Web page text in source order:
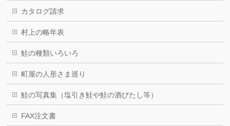
カタログ請求
村上の略年表
鮭の種類いろいろ
町屋の人形さま巡り
鮭の写真集（塩引き鮭や鮭の酒びたし等）
FAX注文書